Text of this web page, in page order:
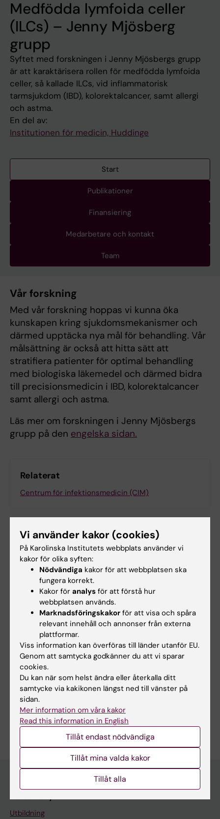
Medfödda lymfoida celler
(ILCs) – Jenny Mjösberg
grupp
Syftet med forskningen i Jenny Mjösbergs grupp
är att karaktärisera rollen för medfödda lymfoida
celler, så kallade ILCs, vid inflammatorisk
tarmsjukdom (IBD), kolorektalcancer, samt allergi
och astma.
En del av:
Institutionen för medicin, Huddinge
Start
Publikationer
Finansiering
Medarbetare och kontakt
Team
Vår forskning
Med vår forskning hoppas vi kunna öka
kunskapen kring sjukdomsmekanismer och
därmed upptäcka nya mål för behandling. Vår
målsättning är också att hitta sätt att
stratifiera patienter för optimal behandling
med biologiska läkemedel och därmed bidra
till precisionsmedicin i IBD, kolorektalcancer
samt allergi och astma.
Läs mer om forskningen i Jenny Mjösbergs
grupp på den engelska sidan.
Relaterat
Centrum för infektionsmedicin (CIM)
Forskningsområden:
Immunologi inom det medicinska området
Infektionsmedicin
Lungmedicin och allergi
Innehållsgranskare:
Jenny Mjösberg
Redaktör: Karin Vikström
Sidan uppdaterad:2026-08-08
Dela
Huvudmeny
Utbildning
Vi använder kakor (cookies)
På Karolinska Institutets webbplats använder vi
kakor för olika syften:
Nödvändiga kakor för att webbplatsen ska
fungera korrekt.
Kakor för analys för att förstå hur
webbplatsen används.
Marknadsföringskakor för att visa och spåra
relevant innehåll och annonser från externa
plattformar.
Viss information kan överföras till länder utanför EU.
Genom att samtycka godkänner du att vi sparar
cookies.
Du kan när som helst ändra eller återkalla ditt
samtycke via kakikonen längst ned till vänster på
sidan.
Mer information om våra kakor
Read this information in English
Tillåt endast nödvändiga
Tillåt mina valda kakor
Tillåt alla